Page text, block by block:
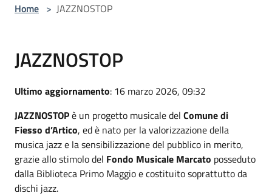
Home > JAZZNOSTOP
JAZZNOSTOP
Ultimo aggiornamento: 16 marzo 2026, 09:32
JAZZNOSTOPè un progetto musicale del Comune di
Fiesso d’Artico, ed è nato per la valorizzazione della
musica jazz e la sensibilizzazione del pubblico in merito,
grazie allo stimolo del Fondo Musicale Marcato posseduto
dalla Biblioteca Primo Maggio e costituito soprattutto da
dischi jazz.